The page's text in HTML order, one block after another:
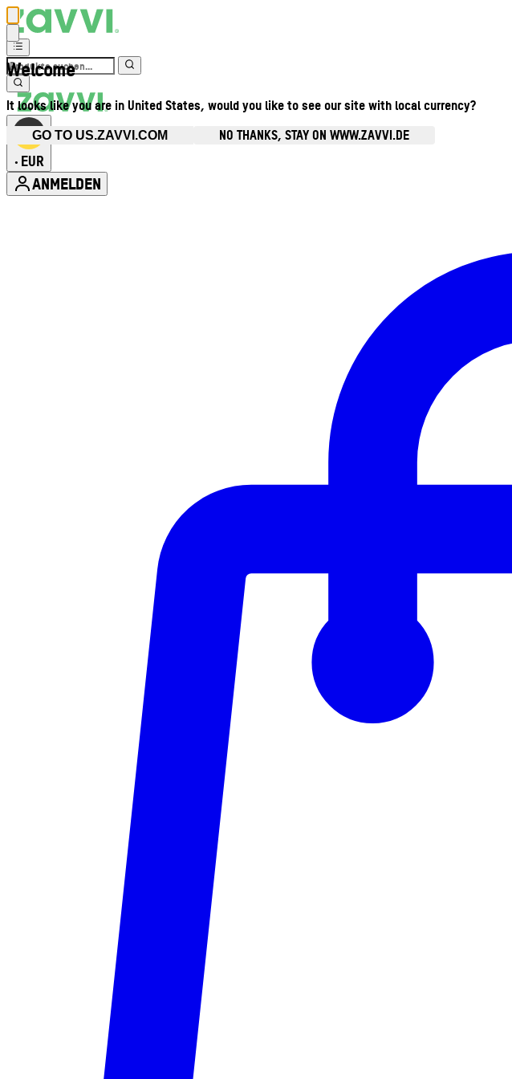
Welcome
It looks like you are in United States, would you like to see our site with local currency?
GO TO US.ZAVVI.COM NO THANKS, STAY ON WWW.ZAVVI.DE
• EUR
ANMELDEN